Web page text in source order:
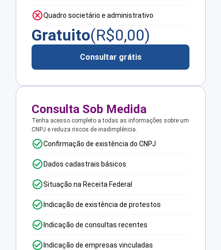
Quadro societário e administrativo
Gratuito(R$0,00)
Consultar grátis
Consulta Sob Medida
Tenha acesso completo a todas as informações sobre um
CNPJ e reduza riscos de inadimplência.
Confirmação de existência do CNPJ
Dados cadastrais básicos
Situação na Receita Federal
Indicação de existência de protestos
Indicação de consultas recentes
Indicação de empresas vinculadas